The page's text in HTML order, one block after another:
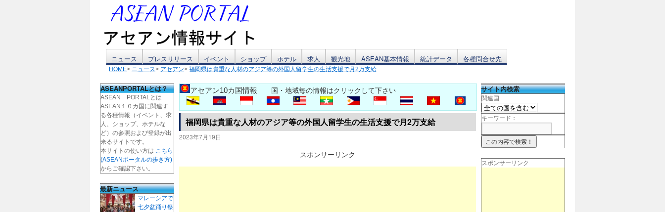
テ
ン
ツ
へ
ス
キ
ッ
ニュース プレスリリース イベント ショップ ホテル 求人 観光地 ASEAN基本情報 統計データ 各種問合せ先
HOME> ニュース> アセアン> 福岡県は貴重な人材のアジア等の外国人留学生の生活支援で月2万支給
アセアン10カ国情報 国・地域毎の情報はクリックして下さい
福岡県は貴重な人材のアジア等の外国人留学生の生活支援で月2万支給
2023年7月19日
スポンサーリンク
ASEANPORTALとは？
ASEAN PORTALとは
ASEAN１０カ国に関連す
る各種情報（イベント、求
人、ショップ、ホテルな
ど）の参照および登録が出
来るサイトです。
本サイトの使い方は こちら
(ASEANポータルの歩き方)
からご確認下さい。
最新ニュース
マレーシアで
七夕盆踊り祭
サイト内検索
関連国
キーワード：
スポンサーリンク